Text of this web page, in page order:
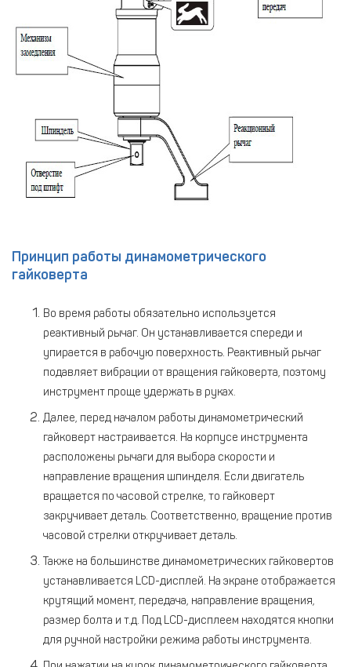
Принцип работы динамометрического
гайковерта
Во время работы обязательно используется
реактивный рычаг. Он устанавливается спереди и
упирается в рабочую поверхность. Реактивный рычаг
подавляет вибрации от вращения гайковерта, поэтому
инструмент проще удержать в руках.
Далее, перед началом работы динамометрический
гайковерт настраивается. На корпусе инструмента
расположены рычаги для выбора скорости и
направление вращения шпинделя. Если двигатель
вращается по часовой стрелке, то гайковерт
закручивает деталь. Соответственно, вращение против
часовой стрелки откручивает деталь.
Также на большинстве динамометрических гайковертов
устанавливается LCD-дисплей. На экране отображается
крутящий момент, передача, направление вращения,
размер болта и т.д. Под LCD-дисплеем находятся кнопки
для ручной настройки режима работы инструмента.